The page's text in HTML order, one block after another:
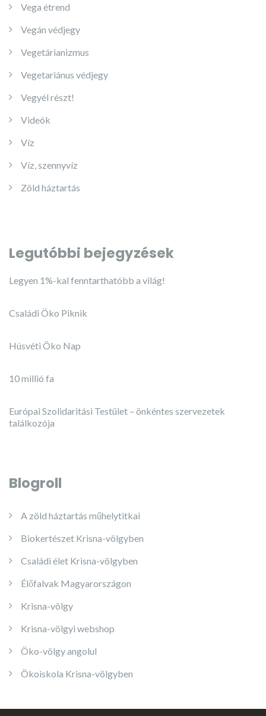
Vega étrend
Vegán védjegy
Vegetárianizmus
Vegetariánus védjegy
Vegyél részt!
Videók
Víz
Víz, szennyvíz
Zöld háztartás
Legutóbbi bejegyzések
Legyen 1%-kal fenntarthatóbb a világ!
Családi Öko Piknik
Húsvéti Öko Nap
10 millió fa
Európai Szolidaritási Testület – önkéntes szervezetek
találkozója
Blogroll
A zöld háztartás műhelytitkai
Biokertészet Krisna-völgyben
Családi élet Krisna-völgyben
Élőfalvak Magyarországon
Krisna-völgy
Krisna-völgyi webshop
Öko-völgy angolul
Ökoiskola Krisna-völgyben